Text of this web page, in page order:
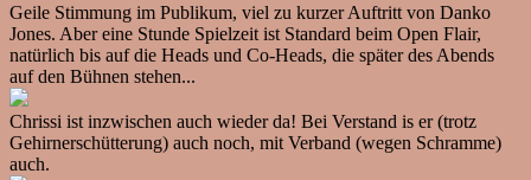
Geile Stimmung im Publikum, viel zu kurzer Auftritt von Danko
Jones. Aber eine Stunde Spielzeit ist Standard beim Open Flair,
natürlich bis auf die Heads und Co-Heads, die später des Abends
auf den Bühnen stehen...
Chrissi ist inzwischen auch wieder da! Bei Verstand is er (trotz
Gehirnerschütterung) auch noch, mit Verband (wegen Schramme)
auch.